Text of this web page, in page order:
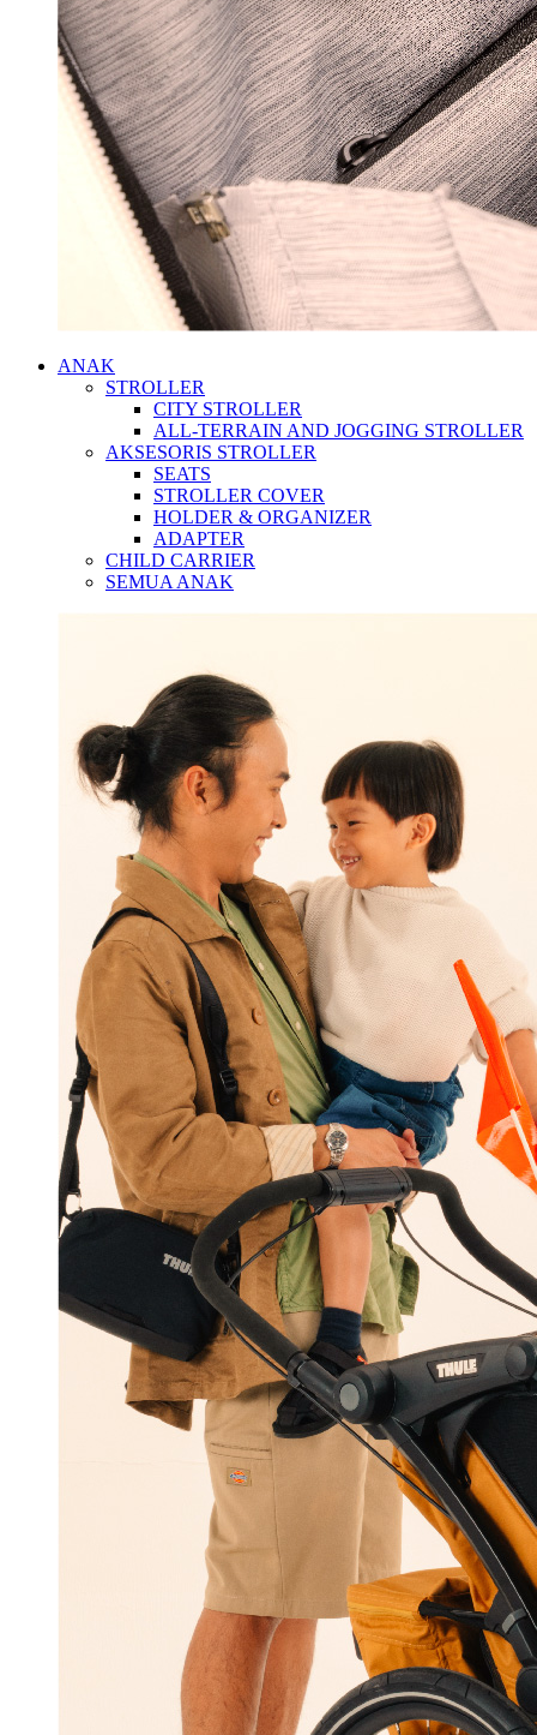
ANAK
STROLLER
CITY STROLLER
ALL-TERRAIN AND JOGGING STROLLER
AKSESORIS STROLLER
SEATS
STROLLER COVER
HOLDER & ORGANIZER
ADAPTER
CHILD CARRIER
SEMUA ANAK